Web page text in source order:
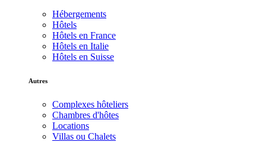
Hébergements
Hôtels
Hôtels en France
Hôtels en Italie
Hôtels en Suisse
Autres
Complexes hôteliers
Chambres d'hôtes
Locations
Villas ou Chalets